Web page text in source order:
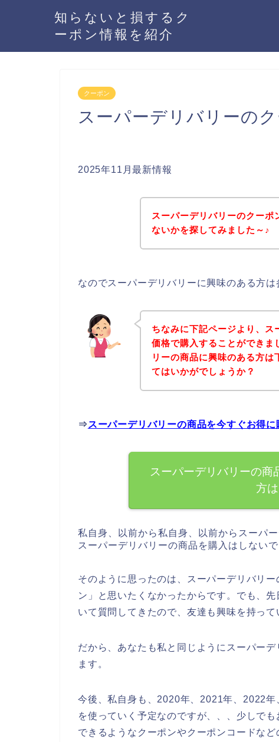
知らないと損するク
ーポン情報を紹介
クーポン
スーパーデリバリーの
2025年11月最新情報
スーパーデリバリーのクー
ないかを探してみました～♪
なのでスーパーデリバリーに興味のある方は
ちなみに下記ページより、ス
価格で購入することができま
リーの商品に興味のある方
てはいかがでしょうか？
⇒ スーパーデリバリーの商品を今すぐお得
スーパーデリバリーの商
方
私自身、以前から私自身、以前からスーパ
スーパーデリバリーの商品を購入はしない
そのように思ったのは、スーパーデリバリ
ン」と思いたくなかったからです。でも、
いて質問してきたので、友達も興味を持って
だから、あなたも私と同じようにスーパー
ます。
今後、私自身も、2020年、2021年、2022
を使っていく予定なのですが、、、少しで
できるようなクーポンやクーポンコードな